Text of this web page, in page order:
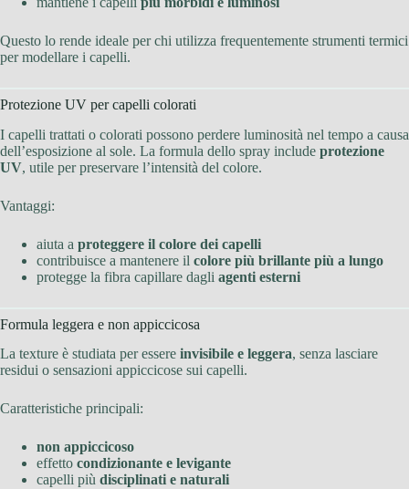
Questo lo rende ideale per chi utilizza frequentemente strumenti termici
per modellare i capelli.
Protezione UV per capelli colorati
I capelli trattati o colorati possono perdere luminosità nel tempo a causa
dell’esposizione al sole. La formula dello spray include protezione
UV, utile per preservare l’intensità del colore.
Vantaggi:
aiuta a proteggere il colore dei capelli
contribuisce a mantenere il colore più brillante più a lungo
protegge la fibra capillare dagli agenti esterni
Formula leggera e non appiccicosa
La texture è studiata per essere invisibile e leggera, senza lasciare
residui o sensazioni appiccicose sui capelli.
Caratteristiche principali:
non appiccicoso
effetto condizionante e levigante
capelli più disciplinati e naturali